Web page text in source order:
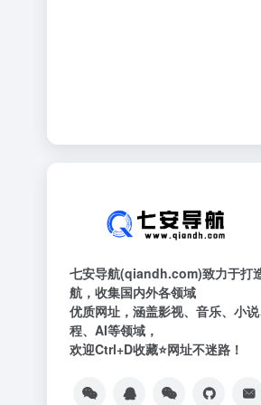
七安导航(qiandh.com)致力于打
航，收集国内外各领域
优质网址，涵盖影视、音乐、小
程、AI等领域，
欢迎Ctrl+D收藏⭐网址不迷路！